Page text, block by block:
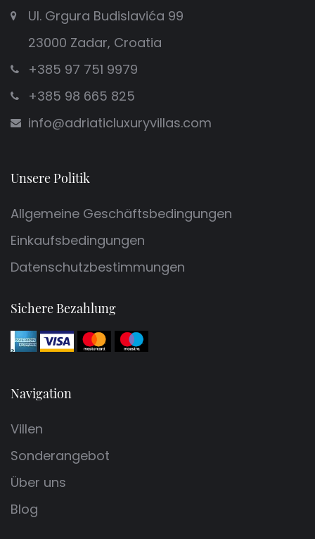
Ul. Grgura Budislavića 99
23000 Zadar, Croatia
+385 97 751 9979
+385 98 665 825
info@adriaticluxuryvillas.com
Unsere Politik
Allgemeine Geschäftsbedingungen
Einkaufsbedingungen
Datenschutzbestimmungen
Sichere Bezahlung
Navigation
Villen
Sonderangebot
Über uns
Blog